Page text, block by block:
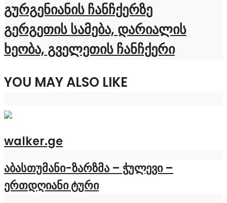
გურგენიანის ჩანჩქერზე
გერგეთის სამება, დარიალის
ხეობა, გველეთის ჩანჩქერი
YOU MAY ALSO LIKE
walker.ge
აბასთუმანი-ზარზმა – ჭულევი –
ერთდღიანი ტური